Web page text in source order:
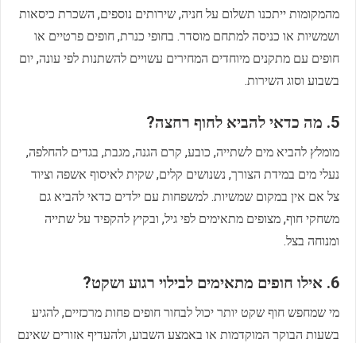
מהמקומות ייתכנו תשלום על חניה, שירותים נוספים, השכרת כיסאות
ושמשיות או כניסה למתחם מוסדר. בחופי כנרת, חופים פרטיים או
חופים עם מתקנים מיוחדים המחירים עשויים להשתנות לפי עונה, יום
בשבוע וסוג השירות.
5. מה כדאי להביא לחוף רחצה?
מומלץ להביא מים לשתייה, כובע, קרם הגנה, מגבת, בגדים להחלפה,
נעלי מים במידת הצורך, נשנושים קלים, שקית לאיסוף אשפה וציוד
צל אם אין במקום שמשיות. למשפחות עם ילדים כדאי להביא גם
משחקי חוף, מצופים מתאימים לפי גיל, ובקיץ להקפיד על שתייה
ומנוחה בצל.
6. אילו חופים מתאימים לבילוי רגוע ושקט?
מי שמחפש חוף שקט יותר יכול לבחור חופים פחות מרכזיים, להגיע
בשעות הבוקר המוקדמות או באמצע השבוע, ולהעדיף אזורים שאינם